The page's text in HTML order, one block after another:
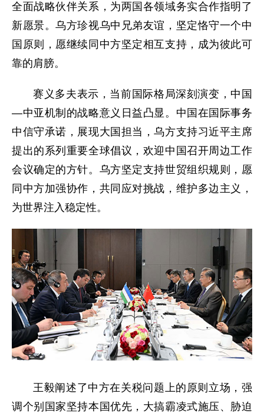
全面战略伙伴关系，为两国各领域务实合作指明了
新愿景。乌方珍视乌中兄弟友谊，坚定恪守一个中
国原则，愿继续同中方坚定相互支持，成为彼此可
靠的肩膀。
赛义多夫表示，当前国际格局深刻演变，中国
—中亚机制的战略意义日益凸显。中国在国际事务
中信守承诺，展现大国担当，乌方支持习近平主席
提出的系列重要全球倡议，欢迎中国召开周边工作
会议确定的方针。乌方坚定支持世贸组织规则，愿
同中方加强协作，共同应对挑战，维护多边主义，
为世界注入稳定性。
王毅阐述了中方在关税问题上的原则立场，强
调个别国家坚持本国优先，大搞霸凌式施压、胁迫